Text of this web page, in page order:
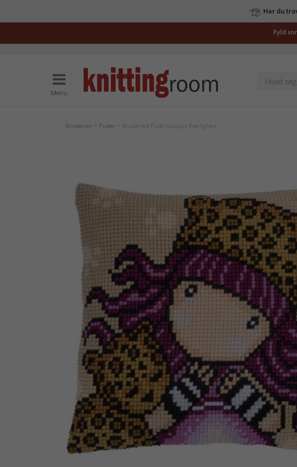
Har du
Fyld
Menu
Broderier Puder > Broderikit Pude Gorjuss Kærlighed